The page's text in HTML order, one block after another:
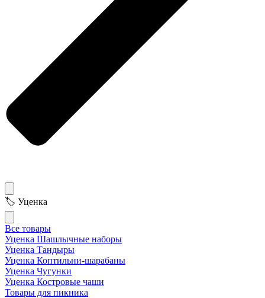
🏷 Уценка
Все товары
Уценка Шашлычные наборы
Уценка Тандыры
Уценка Коптильни-шарабаны
Уценка Чугунки
Уценка Костровые чаши
Товары для пикника